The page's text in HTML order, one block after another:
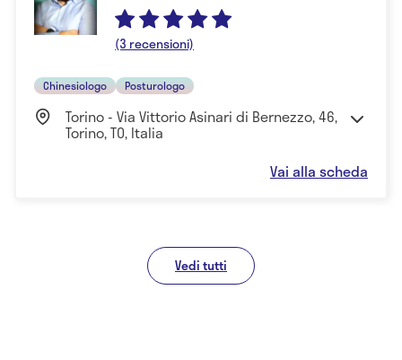
(3 recensioni)
Chinesiologo Posturologo
Torino - Via Vittorio Asinari di Bernezzo, 46,
Torino, TO, Italia
Vai alla scheda
Vedi tutti